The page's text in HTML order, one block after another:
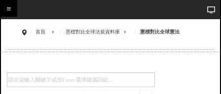
首頁 憲標對比全球法規資料庫 憲標對比全球憲法